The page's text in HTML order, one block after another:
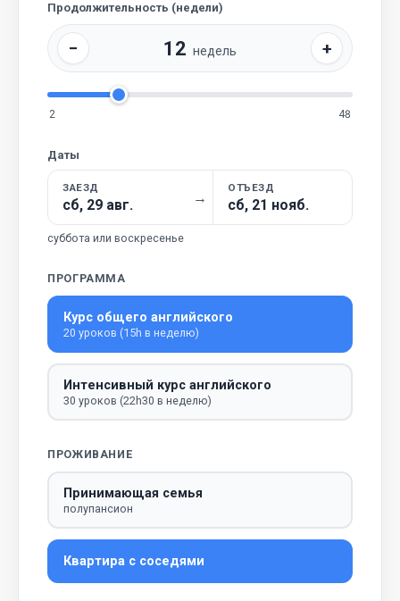
Продолжительность (недели)
− 12 недель +
2 48
Даты
ЗАЕЗД
сб, 29 авг. →
ОТЪЕЗД
сб, 21 нояб.
суббота или воскресенье
ПРОГРАММА
Курс общего английского
20 уроков (15h в неделю)
Интенсивный курс английского
30 уроков (22h30 в неделю)
ПРОЖИВАНИЕ
Принимающая семья
полупансион
Квартира с соседями